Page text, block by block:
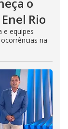
Rio
e equipes
na